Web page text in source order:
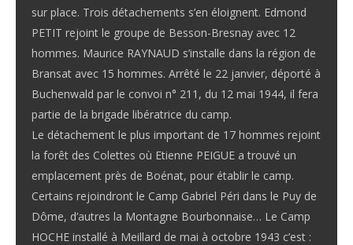
sur place. Trois détachements s’en éloignent. Edmond
PETIT rejoint le groupe de Besson-Bresnay avec 12
hommes. Maurice RAYNAUD s’installe dans la région de
Bransat avec 15 hommes. Arrêté le 22 janvier, déporté à
Buchenwald par le convoi n° 211, du 12 mai 1944, il fera
partie de la brigade libératrice du camp.
Le détachement le plus important de 17 hommes rejoint
la forêt des Colettes où Etienne PEIGUE a trouvé un
emplacement près de Boénat, pour établir le camp.
Certains rejoindront le Camp Gabriel Péri dans le Puy de
Dôme, d’autres la Montagne Bourbonnaise… Le Camp
HOCHE installé à Meillard de mai à octobre 1943 c’est :